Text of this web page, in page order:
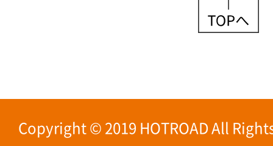
Copyright © 2019 HOTROAD All